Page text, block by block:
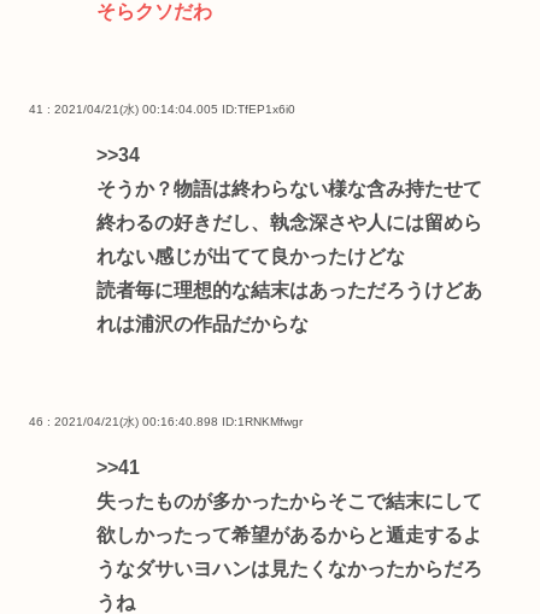
そらクソだわ
41 : 2021/04/21(水) 00:14:04.005 ID:TfEP1x6i0
>>34
そうか？物語は終わらない様な含み持たせて
終わるの好きだし、執念深さや人には留めら
れない感じが出てて良かったけどな
読者毎に理想的な結末はあっただろうけどあ
れは浦沢の作品だからな
46 : 2021/04/21(水) 00:16:40.898 ID:1RNKMfwgr
>>41
失ったものが多かったからそこで結末にして
欲しかったって希望があるからと遁走するよ
うなダサいヨハンは見たくなかったからだろ
うね